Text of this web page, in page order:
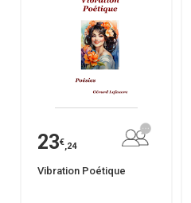
23€,24
Vibration Poétique